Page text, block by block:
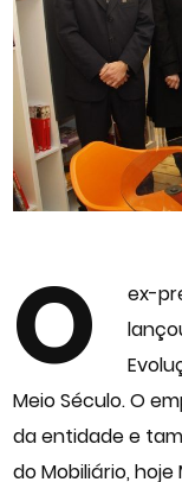
O
ex-
Meio Século. O
da entidade e
do Mobiliário,